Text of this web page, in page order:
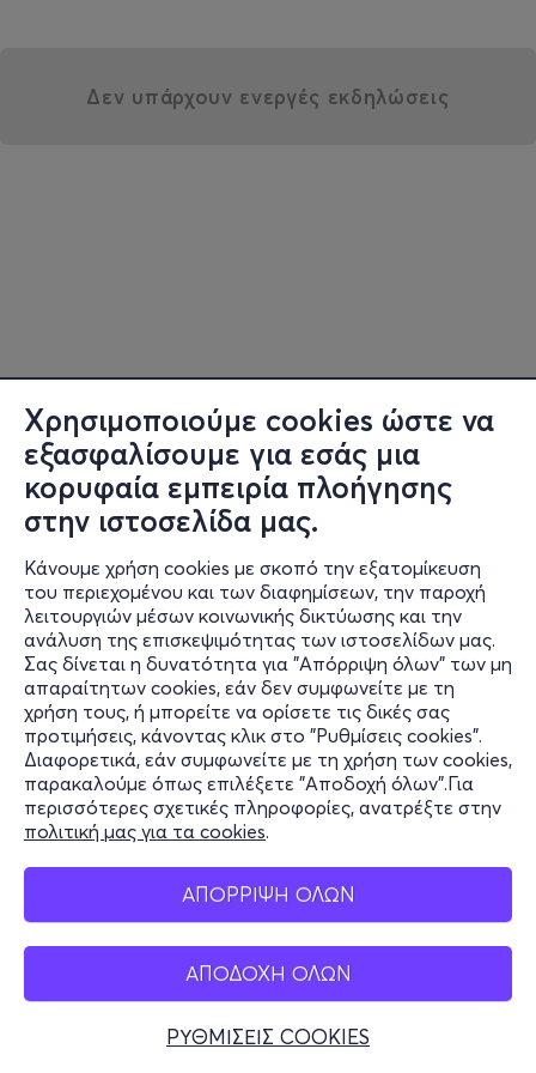
Χρησιμοποιούμε cookies ώστε να
εξασφαλίσουμε για εσάς μια
κορυφαία εμπειρία πλοήγησης
στην ιστοσελίδα μας.
Κάνουμε χρήση cookies με σκοπό την εξατομίκευση
του περιεχομένου και των διαφημίσεων, την παροχή
λειτουργιών μέσων κοινωνικής δικτύωσης και την
ανάλυση της επισκεψιμότητας των ιστοσελίδων μας.
Σας δίνεται η δυνατότητα για "Απόρριψη όλων" των μη
απαραίτητων cookies, εάν δεν συμφωνείτε με τη
χρήση τους, ή μπορείτε να ορίσετε τις δικές σας
προτιμήσεις, κάνοντας κλικ στο "Ρυθμίσεις cookies".
Διαφορετικά, εάν συμφωνείτε με τη χρήση των cookies,
παρακαλούμε όπως επιλέξετε "Αποδοχή όλων".Για
περισσότερες σχετικές πληροφορίες, ανατρέξτε στην
πολιτική μας για τα cookies.
ΑΠΟΡΡΙΨΗ ΟΛΩΝ
ΑΠΟΔΟΧΗ ΟΛΩΝ
ΡΥΘΜΙΣΕΙΣ COOKIES
Δεν υπάρχουν ενεργές εκδηλώσεις